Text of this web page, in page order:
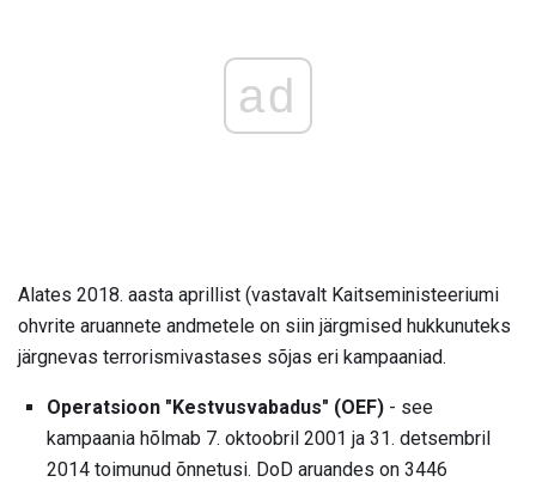
ad
Alates 2018. aasta aprillist (vastavalt Kaitseministeeriumi
ohvrite aruannete andmetele on siin järgmised hukkunuteks
järgnevas terrorismivastases sõjas eri kampaaniad.
Operatsioon "Kestvusvabadus" (OEF) - see
kampaania hõlmab 7. oktoobril 2001 ja 31. detsembril
2014 toimunud õnnetusi. DoD aruandes on 3446